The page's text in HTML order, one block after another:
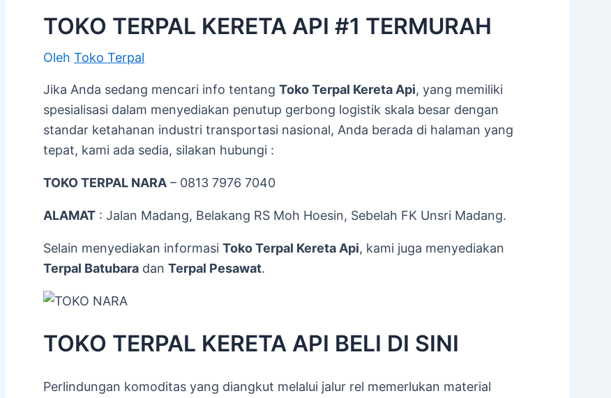
TOKO TERPAL KERETA API #1 TERMURAH
Oleh Toko Terpal
Jika Anda sedang mencari info tentang Toko Terpal Kereta Api, yang memiliki
spesialisasi dalam menyediakan penutup gerbong logistik skala besar dengan
standar ketahanan industri transportasi nasional, Anda berada di halaman yang
tepat, kami ada sedia, silakan hubungi :
TOKO TERPAL NARA – 0813 7976 7040
ALAMAT : Jalan Madang, Belakang RS Moh Hoesin, Sebelah FK Unsri Madang.
Selain menyediakan informasi Toko Terpal Kereta Api, kami juga menyediakan
Terpal Batubara dan Terpal Pesawat.
TOKO TERPAL KERETA API BELI DI SINI
Perlindungan komoditas yang diangkut melalui jalur rel memerlukan material